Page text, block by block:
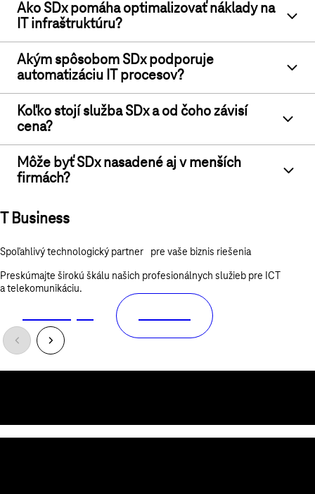
Ako SDx pomáha optimalizovať náklady na
IT infraštruktúru?
Akým spôsobom SDx podporuje
automatizáciu IT procesov?
Koľko stojí služba SDx a od čoho závisí
cena?
Môže byť SDx nasadené aj v menších
firmách?
T Business
Spoľahlivý technologický partner pre vaše biznis riešenia
Preskúmajte širokú škálu našich profesionálnych služieb pre ICT
a telekomunikáciu.